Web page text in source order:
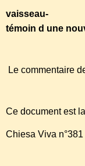
vaisseau-
témoin d une
Le commentaire
Ce document est
Chiesa Viva